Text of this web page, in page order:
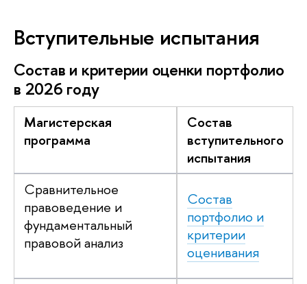
Вступительные испытания
Состав и критерии оценки портфолио
в 2026 году
Магистерская
программа
Состав
вступительного
испытания
Сравнительное
правоведение и
фундаментальный
правовой анализ
Состав
портфолио и
критерии
оценивания